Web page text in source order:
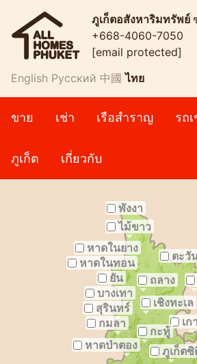
ภูเก็ตอสังหาริมทรัพย์
+668-4060-7050
[email protected]
English Русский 中國 ไทย
ขาย เช่า เรือสำราญ รถ
ภูเก็ต เกี่ยวกับ
พังงา
ไม้ขาว
หาดในยาง
ตะวั
หาดในทอน
ยัน
ถลาง
บางเทา
เชิงทะเล
สุรินทร์
กมลา
เ
กะทู้
หาดป่าตอง
ภูเก็ตซิ